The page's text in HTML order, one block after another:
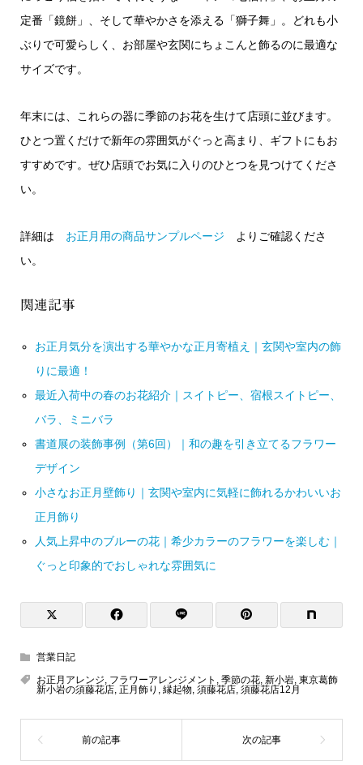
定番「鏡餅」、そして華やかさを添える「獅子舞」。どれも小
ぶりで可愛らしく、お部屋や玄関にちょこんと飾るのに最適な
サイズです。
年末には、これらの器に季節のお花を生けて店頭に並びます。
ひとつ置くだけで新年の雰囲気がぐっと高まり、ギフトにもお
すすめです。ぜひ店頭でお気に入りのひとつを見つけてくださ
い。
詳細は お正月用の商品サンプルページ よりご確認くださ
い。
関連記事
お正月気分を演出する華やかな正月寄植え｜玄関や室内の飾
りに最適！
最近入荷中の春のお花紹介｜スイトピー、宿根スイトピー、
バラ、ミニバラ
書道展の装飾事例（第6回）｜和の趣を引き立てるフラワー
デザイン
小さなお正月壁飾り｜玄関や室内に気軽に飾れるかわいいお
正月飾り
人気上昇中のブルーの花｜希少カラーのフラワーを楽しむ｜
ぐっと印象的でおしゃれな雰囲気に
営業日記
お正月アレンジ フラワーアレンジメント 季節の花, 新小岩, 東京葛飾
新小岩の須藤花店, 正月飾り 縁起物 須藤花店, 須藤花店12月